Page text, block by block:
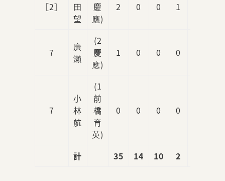
［2］
田
望
慶
應)
2 0 0 1
7
廣
瀨
(2
慶
應)
1 0 0 0
7
小
林
航
(1
前
橋
育
英)
0 0 0 0
計 35 14 10 2